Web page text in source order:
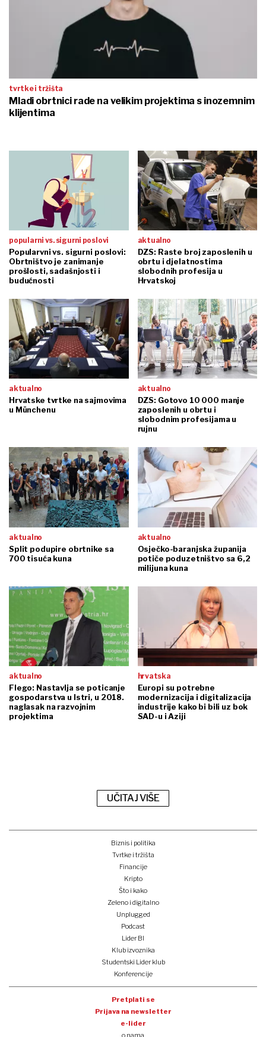
tvrtke i tržišta
Mladi obrtnici rade na velikim projektima s inozemnim
klijentima
popularni vs. sigurni poslovi
Popularvni vs. sigurni poslovi:
Obrtništvo je zanimanje
prošlosti, sadašnjosti i
budućnosti
aktualno
DZS: Raste broj zaposlenih u
obrtu i djelatnostima
slobodnih profesija u
Hrvatskoj
aktualno
Hrvatske tvrtke na sajmovima
u Münchenu
aktualno
DZS: Gotovo 10 000 manje
zaposlenih u obrtu i
slobodnim profesijama u
rujnu
aktualno
Split podupire obrtnike sa
700 tisuća kuna
aktualno
Osječko-baranjska županija
potiče poduzetništvo sa 6,2
milijuna kuna
aktualno
Flego: Nastavlja se poticanje
gospodarstva u Istri, u 2018.
naglasak na razvojnim
projektima
hrvatska
Europi su potrebne
modernizacija i digitalizacija
industrije kako bi bili uz bok
SAD-u i Aziji
UČITAJ VIŠE
Biznis i politika
Tvrtke i tržišta
Financije
Kripto
Što i kako
Zeleno i digitalno
Unplugged
Podcast
Lider BI
Klub izvoznika
Studentski Lider klub
Konferencije
Pretplati se
Prijava na newsletter
e-lider